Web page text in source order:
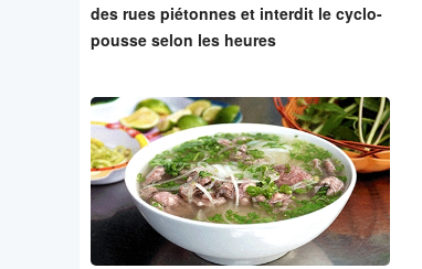
des rues piétonnes et interdit le cyclo-
pousse selon les heures